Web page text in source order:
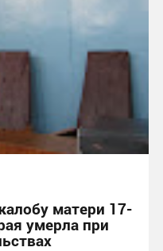
матери 17-
умерла при